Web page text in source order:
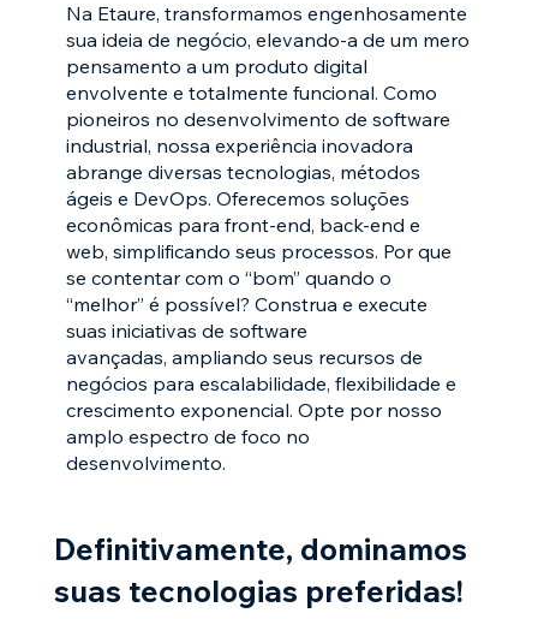
Na Etaure, transformamos engenhosamente
sua ideia de negócio, elevando-a de um mero
pensamento a um produto digital
envolvente e totalmente funcional. Como
pioneiros no desenvolvimento de software
industrial, nossa experiência inovadora
abrange diversas tecnologias, métodos
ágeis e DevOps. Oferecemos soluções
econômicas para front-end, back-end e
web, simplificando seus processos. Por que
se contentar com o “bom” quando o
“melhor” é possível? Construa e execute
suas iniciativas de software
avançadas, ampliando seus recursos de
negócios para escalabilidade, flexibilidade e
crescimento exponencial. Opte por nosso
amplo espectro de foco no
desenvolvimento.
Definitivamente, dominamos
suas tecnologias preferidas!